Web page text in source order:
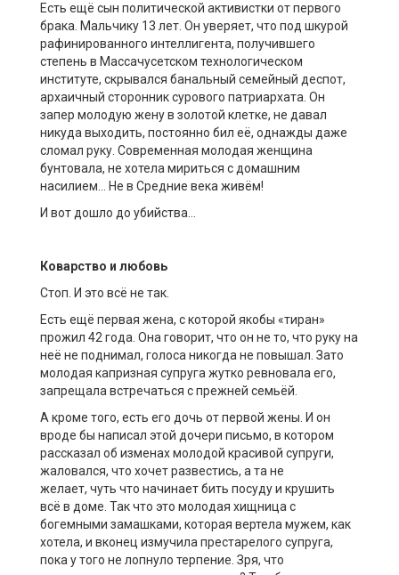
Есть ещё сын политической активистки от первого
брака. Мальчику 13 лет. Он уверяет, что под шкурой
рафинированного интеллигента, получившего
степень в Массачусетском технологическом
институте, скрывался банальный семейный деспот,
архаичный сторонник сурового патриархата. Он
запер молодую жену в золотой клетке, не давал
никуда выходить, постоянно бил её, однажды даже
сломал руку. Современная молодая женщина
бунтовала, не хотела мириться с домашним
насилием… Не в Средние века живём!
И вот дошло до убийства…
Коварство и любовь
Стоп. И это всё не так.
Есть ещё первая жена, с которой якобы «тиран»
прожил 42 года. Она говорит, что он не то, что руку на
неё не поднимал, голоса никогда не повышал. Зато
молодая капризная супруга жутко ревновала его,
запрещала встречаться с прежней семьёй.
Акроме того, есть его дочь от первой жены. И он
вроде бы написал этой дочери письмо, в котором
рассказал об изменах молодой красивой супруги,
жаловался, что хочет развестись, а та не
желает, чуть что начинает бить посуду и крушить
всё в доме. Так что это молодая хищницас
богемными замашками, которая вертела мужем, как
хотела, и вконец измучила престарелого супруга,
пока у того не лопнуло терпение. Зря, что